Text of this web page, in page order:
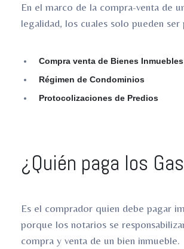
En el marco de la compra-venta de
legalidad, los cuales solo pueden
Compra venta de Bienes Inmuebles
Régimen de Condominios
Protocolizaciones de Predios
¿Quién paga los
Es el comprador quien debe pagar
porque los notarios se
compra y venta de un bien inmueble.